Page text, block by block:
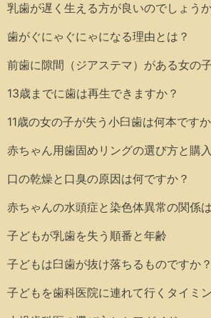
乳歯が遅く生える方が良いのでしょう
歯がぐにゃぐにゃになる理由とは？
前歯に隙間（ジアステマ）がある女の
13歳までに歯は再生できますか？
11歳の女の子が失う小臼歯は何本ですか
赤ちゃん用歯固めリングの選び方と購
口の乾燥と口臭の原因は何ですか？
赤ちゃんの水頭症と染色体異常の関係
子どもが乳歯を失う順番と年齢
子どもは臼歯が抜け落ちるものですか？
子どもを歯科医院に連れて行くタイミ